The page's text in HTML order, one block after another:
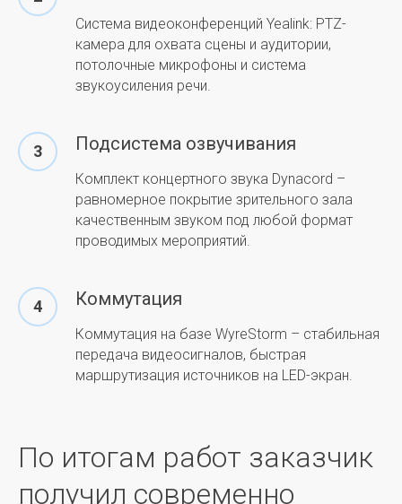
Система видеоконференций Yealink: PTZ-
камера для охвата сцены и аудитории,
потолочные микрофоны и система
звукоусиления речи.
Подсистема озвучивания
Комплект концертного звука Dynacord –
равномерное покрытие зрительного зала
качественным звуком под любой формат
проводимых мероприятий.
Коммутация
Коммутация на базе WyreStorm – стабильная
передача видеосигналов, быстрая
маршрутизация источников на LED-экран.
По итогам работ заказчик
получил современно